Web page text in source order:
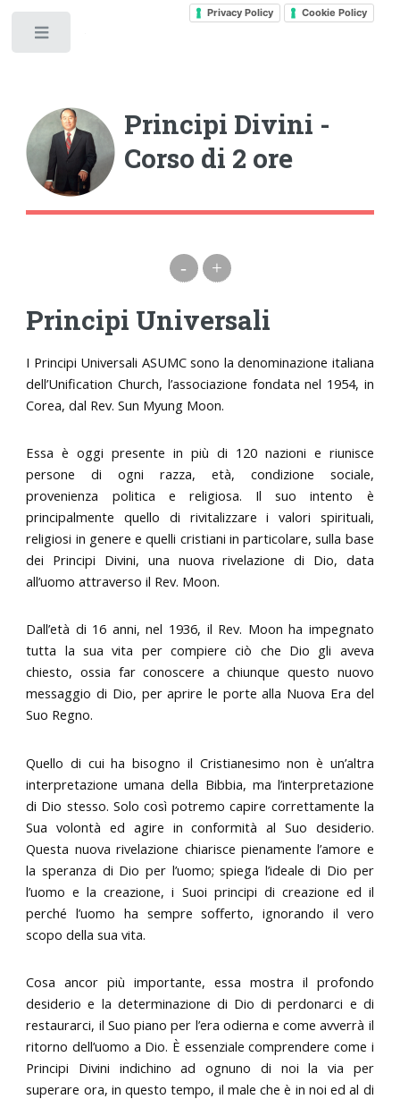
Privacy Policy Cookie Policy
Principi Divini -
Corso di 2 ore
- +
Principi Universali
I Principi Universali ASUMC sono la denominazione italiana
dell’Unification Church, l’associazione fondata nel 1954, in
Corea, dal Rev. Sun Myung Moon.
Essa è oggi presente in più di 120 nazioni e riunisce
persone di ogni razza, età, condizione sociale,
provenienza politica e religiosa. Il suo intento è
principalmente quello di rivitalizzare i valori spirituali,
religiosi in genere e quelli cristiani in particolare, sulla base
dei Principi Divini, una nuova rivelazione di Dio, data
all’uomo attraverso il Rev. Moon.
Dall’età di 16 anni, nel 1936, il Rev. Moon ha impegnato
tutta la sua vita per compiere ciò che Dio gli aveva
chiesto, ossia far conoscere a chiunque questo nuovo
messaggio di Dio, per aprire le porte alla Nuova Era del
Suo Regno.
Quello di cui ha bisogno il Cristianesimo non è un’altra
interpretazione umana della Bibbia, ma l’interpretazione
di Dio stesso. Solo così potremo capire correttamente la
Sua volontà ed agire in conformità al Suo desiderio.
Questa nuova rivelazione chiarisce pienamente l’amore e
la speranza di Dio per l’uomo; spiega l’ideale di Dio per
l’uomo e la creazione, i Suoi principi di creazione ed il
perché l’uomo ha sempre sofferto, ignorando il vero
scopo della sua vita.
Cosa ancor più importante, essa mostra il profondo
desiderio e la determinazione di Dio di perdonarci e di
restaurarci, il Suo piano per l’era odierna e come avverrà il
ritorno dell’uomo a Dio. È essenziale comprendere come i
Principi Divini indichino ad ognuno di noi la via per
superare ora, in questo tempo, il male che è in noi ed al di